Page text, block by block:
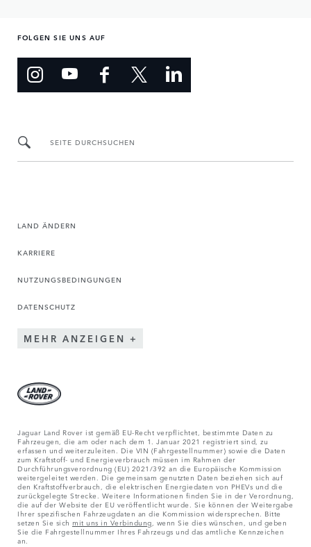
FOLGEN SIE UNS AUF
SEITE DURCHSUCHEN
LAND ÄNDERN
KARRIERE
NUTZUNGSBEDINGUNGEN
DATENSCHUTZ
MEHR ANZEIGEN
Jaguar Land Rover ist gemäß EU-Recht verpflichtet, bestimmte Daten zu
Fahrzeugen, die am oder nach dem 1. Januar 2021 registriert sind, zu
erfassen und weiterzuleiten. Die VIN (Fahrgestellnummer) sowie die Daten
zum Kraftstoff- und Energieverbrauch müssen im Rahmen der
Durchführungsverordnung (EU) 2021/392 an die Europäische Kommission
weitergeleitet werden. Die gemeinsam genutzten Daten beziehen sich auf
den Kraftstoffverbrauch, die elektrischen Energiedaten von PHEVs und die
zurückgelegte Strecke. Weitere Informationen finden Sie in der Verordnung,
die auf der Website der EU veröffentlicht wurde. Sie können der Weitergabe
Ihrer spezifischen Fahrzeugdaten an die Kommission widersprechen. Bitte
setzen Sie sich mit uns in Verbindung , wenn Sie dies wünschen, und geben
Sie die Fahrgestellnummer Ihres Fahrzeugs und das amtliche Kennzeichen
an.